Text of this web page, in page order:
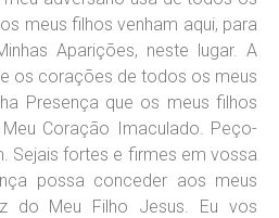
meus filhos venham aqui, para
Aparições, neste lugar. A
os corações de todos os meus
Presença que os meus filhos
Coração Imaculado. Peço-
Sejais fortes e firmes em vossa
possa conceder aos meus
do Meu Filho Jesus. Eu vos